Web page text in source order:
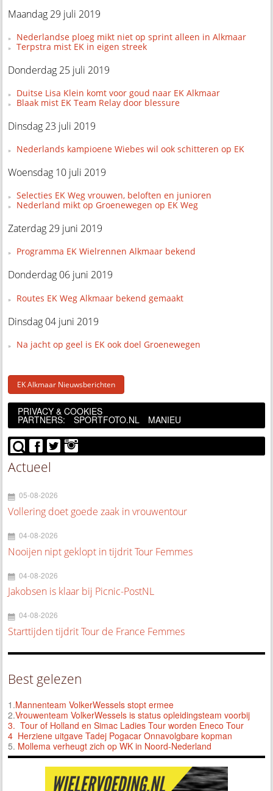
Maandag 29 juli 2019
Nederlandse ploeg mikt niet op sprint alleen in Alkmaar
Terpstra mist EK in eigen streek
Donderdag 25 juli 2019
Duitse Lisa Klein komt voor goud naar EK Alkmaar
Blaak mist EK Team Relay door blessure
Dinsdag 23 juli 2019
Nederlands kampioene Wiebes wil ook schitteren op EK
Woensdag 10 juli 2019
Selecties EK Weg vrouwen, beloften en junioren
Nederland mikt op Groenewegen op EK Weg
Zaterdag 29 juni 2019
Programma EK Wielrennen Alkmaar bekend
Donderdag 06 juni 2019
Routes EK Weg Alkmaar bekend gemaakt
Dinsdag 04 juni 2019
Na jacht op geel is EK ook doel Groenewegen
EK Alkmaar Nieuwsberichten
PRIVACY & COOKIES
PARTNERS: SPORTFOTO.NL MANIEU
Actueel
05-08-2026
Vollering doet goede zaak in vrouwentour
04-08-2026
Nooijen nipt geklopt in tijdrit Tour Femmes
04-08-2026
Jakobsen is klaar bij Picnic-PostNL
04-08-2026
Starttijden tijdrit Tour de France Femmes
Best gelezen
1.Mannenteam VolkerWessels stopt ermee
2.Vrouwenteam VolkerWessels is status opleidingsteam voorbij
3. Tour of Holland en Simac Ladies Tour worden Eneco Tour
4 Herziene uitgave Tadej Pogacar Onnavolgbare kopman
5. Mollema verheugt zich op WK in Noord-Nederland